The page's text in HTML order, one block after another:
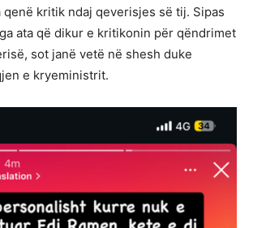
kritik ndaj qeverisjes së tij. Sipas
ata që dikur e kritikonin për qëndrimet
sot janë vetë në shesh duke
e kryeministrit.